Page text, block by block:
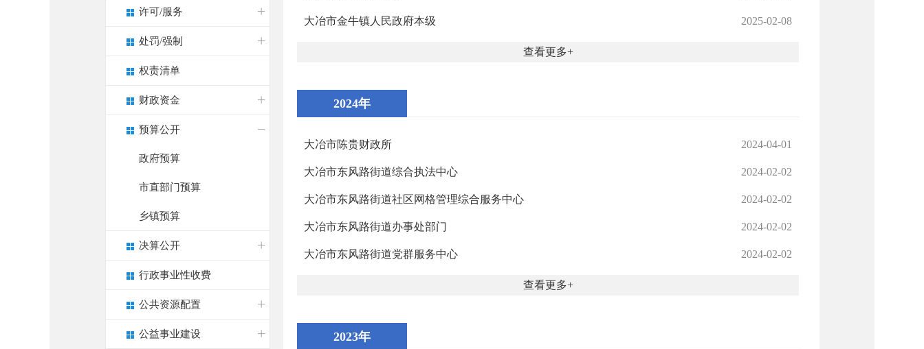
许可/服务
处罚/强制
权责清单
财政资金
预算公开
政府预算
市直部门预算
乡镇预算
决算公开
行政事业性收费
公共资源配置
公益事业建设
2025-02-08
大冶市金牛镇人民政府本级
查看更多
2024年
2024-04-01
大冶市陈贵财政所
2024-02-02
大冶市东风路街道综合执法中心
2024-02-02
大冶市东风路街道社区网格管理综合服务中心
2024-02-02
大冶市东风路街道办事处部门
2024-02-02
大冶市东风路街道党群服务中心
查看更多
2023年